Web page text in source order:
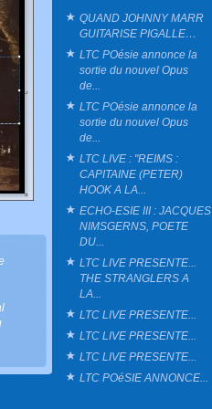
QUAND JOHNNY MARR
GUITARISE PIGALLE…
LTC POésie annonce la
sortie du nouvel Opus
de...
LTC POésie annonce la
sortie du nouvel Opus
de...
LTC LIVE : "REIMS :
CAPITAINE (PETER)
HOOK A LA...
ECHO-ESIE III : JACQUES
NIMSGERNS, POETE
DU...
LTC LIVE PRESENTE...
THE STRANGLERS A
LA...
LTC LIVE PRESENTE...
LTC LIVE PRESENTE...
LTC LIVE PRESENTE...
LTC POéSIE ANNONCE...